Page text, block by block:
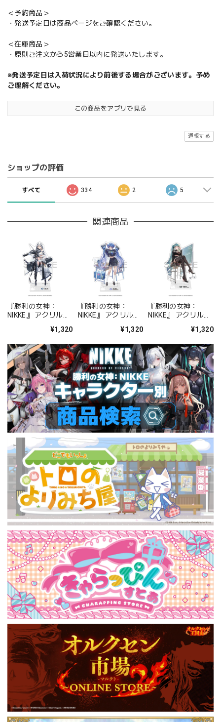
＜予約商品＞
・発送予定日は商品ページをご確認ください。
＜在庫商品＞
・原則ご注文から5営業日以内に発送いたします。
※発送予定日は入荷状況により前後する場合がございます。予め
ご理解ください。
この商品をアプリで見る
通報する
ショップの評価
すべて 334 2 5
関連商品
『勝利の女神：
NIKKE』 アクリルス
¥1,320
『勝利の女神：
NIKKE』 アクリルス
ォーチュンメイト
¥1,320
『勝利の女神：
NIKKE』 アクリルス
シャープレッスン
¥1,320